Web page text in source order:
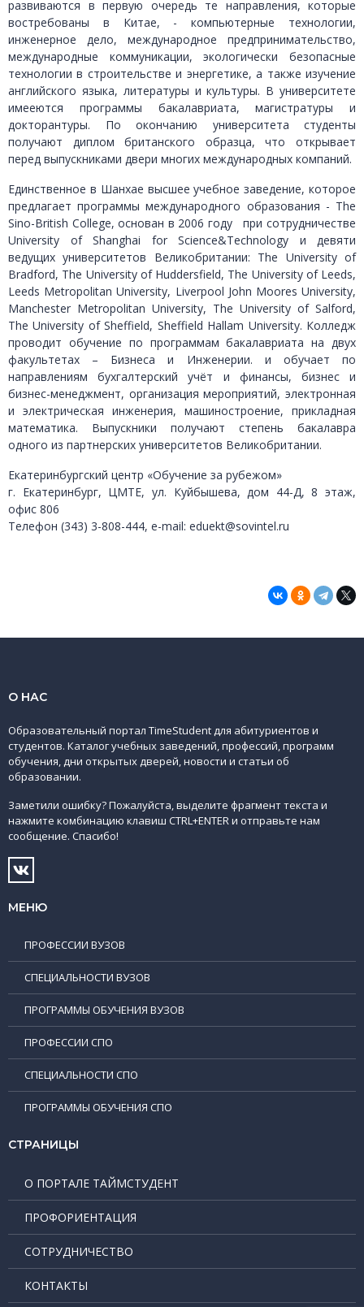
развиваются в первую очередь те направления, которые
востребованы в Китае, - компьютерные технологии,
инженерное дело, международное предпринимательство,
международные коммуникации, экологически безопасные
технологии в строительстве и энергетике, а также изучение
английского языка, литературы и культуры. В университете
имееются программы бакалавриата, магистратуры и
докторантуры. По окончанию университета студенты
получают диплом британского образца, что открывает
перед выпускниками двери многих международных компаний.
Единственное в Шанхае высшее учебное заведение, которое
предлагает программы международного образования - The
Sino-British College, основан в 2006 году при сотрудничестве
University of Shanghai for Science&Technology и девяти
ведущих университетов Великобритании: The University of
Bradford, The University of Huddersfield, The University of Leeds,
Leeds Metropolitan University, Liverpool John Moores University,
Manchester Metropolitan University, The University of Salford,
The University of Sheffield, Sheffield Hallam University. Колледж
проводит обучение по программам бакалавриата на двух
факультетах – Бизнеса и Инженерии. и обучает по
направлениям бухгалтерский учёт и финансы, бизнес и
бизнес-менеджмент, организация мероприятий, электронная
и электрическая инженерия, машиностроение, прикладная
математика. Выпускники получают степень бакалавра
одного из партнерских университетов Великобритании.
Екатеринбургский центр «Обучение за рубежом»
г. Екатеринбург, ЦМТЕ, ул. Куйбышева, дом 44-Д, 8 этаж,
офис 806
Телефон (343) 3-808-444, e-mail: eduekt@sovintel.ru
О НАС
Образовательный портал TimeStudent для абитуриентов и
студентов. Каталог учебных заведений, профессий, программ
обучения, дни открытых дверей, новости и статьи об
образовании.
Заметили ошибку? Пожалуйста, выделите фрагмент текста и
нажмите комбинацию клавиш CTRL+ENTER и отправьте нам
сообщение. Спасибо!
МЕНЮ
ПРОФЕССИИ ВУЗОВ
СПЕЦИАЛЬНОСТИ ВУЗОВ
ПРОГРАММЫ ОБУЧЕНИЯ ВУЗОВ
ПРОФЕССИИ СПО
СПЕЦИАЛЬНОСТИ СПО
ПРОГРАММЫ ОБУЧЕНИЯ СПО
СТРАНИЦЫ
О ПОРТАЛЕ ТАЙМСТУДЕНТ
ПРОФОРИЕНТАЦИЯ
СОТРУДНИЧЕСТВО
КОНТАКТЫ